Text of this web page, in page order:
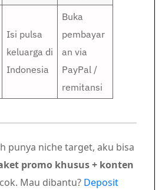
Isi pulsa
keluarga di
Indonesia
Buka
pembayar
an via
PayPal /
remitansi
punya niche target, aku bisa
promo khusus + konten
Mau dibantu? Deposit